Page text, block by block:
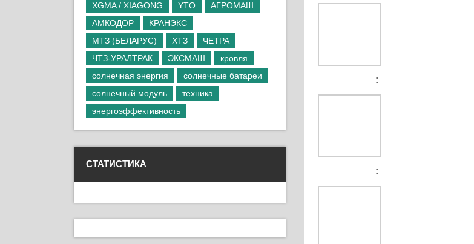
XGMA / XIAGONG
YTO
АГРОМАШ
АМКОДОР
КРАНЭКС
МТЗ (БЕЛАРУС)
ХТЗ
ЧЕТРА
ЧТЗ-УРАЛТРАК
ЭКСМАШ
кровля
солнечная энергия
солнечные батареи
солнечный модуль
техника
энергоэффективность
СТАТИСТИКА